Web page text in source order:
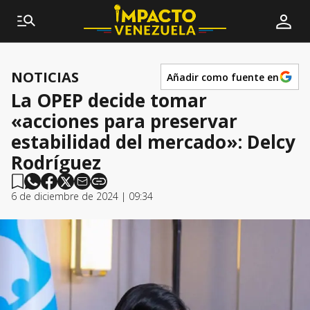
NOTICIAS Añadir como fuente en
La OPEP decide tomar
«acciones para preservar
estabilidad del mercado»: Delcy
Rodríguez
6 de diciembre de 2024 | 09:34